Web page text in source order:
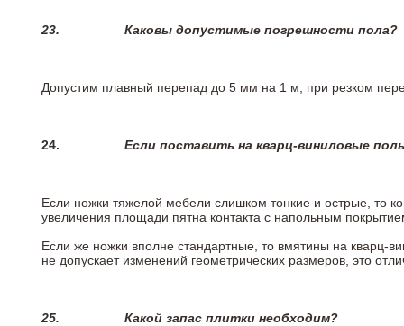
23. Каковы допустимые погрешности пола?
Допустим плавный перепад до 5 мм на 1 м, при резком
24. Если поставить на кварц-виниловые
Если ножки тяжелой мебели слишком тонкие и острые, то
увеличения площади пятна контакта с напольным
Если же ножки вполне стандартные, то вмятины на кварц-
не допускает изменений геометрических размеров, это
25. Какой запас плитки необходим?